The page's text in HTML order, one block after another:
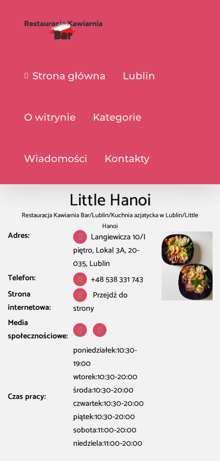
Strona główna Lublin
O witrynie Kategorie
Wiadomości Kontakty
Little Hanoi
Restauracja Kawiarnia Bar/Lublin/Kuchnia azjatycka w Lublin/Little
Hanoi
Adres:
Langiewicza 10/I
piętro, Lokal 3A, 20-
035, Lublin
Telefon:
+48 538 331 743
Strona
internetowa:
Przejdź do
strony
Media
społecznościowe:
Czas pracy:
poniedziałek:10:30-
19:00
wtorek:10:30-20:00
środa:10:30-20:00
czwartek:10:30-20:00
piątek:10:30-20:00
sobota:11:00-20:00
niedziela:11:00-20:00